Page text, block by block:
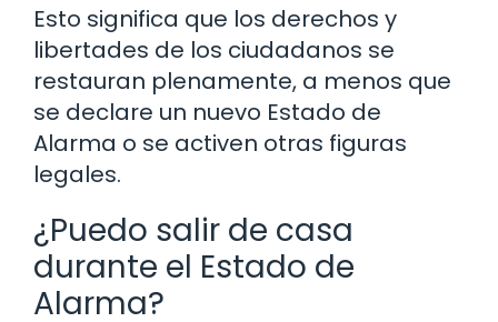
Esto significa que los derechos y
libertades de los ciudadanos se
restauran plenamente, a menos que
se declare un nuevo Estado de
Alarma o se activen otras figuras
legales.
¿Puedo salir de casa
durante el Estado de
Alarma?